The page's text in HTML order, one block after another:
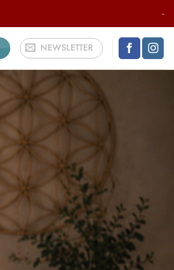
-
NEWSLETTER